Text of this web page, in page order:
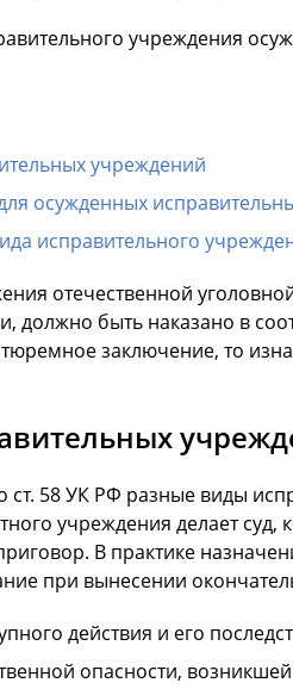
учреждения
учреждений
осужденных
исправительного
отечественной
должно быть наказано в
тюремное заключение, то
ст. 58 УК РФ разные виды
учреждения делает суд,
В практике
при вынесении
действия и его
опасности,